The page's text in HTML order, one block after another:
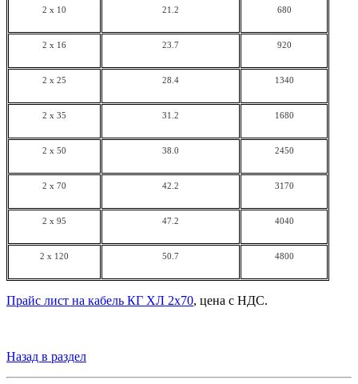
2 x 10 21.2 680
2 x 16 23.7 920
2 x 25 28.4 1340
2 x 35 31.2 1680
2 x 50 38.0 2450
2 x 70 42.2 3170
2 x 95 47.2 4040
2 x 120 50.7 4800
Прайс лист на кабель КГ ХЛ 2х70, цена с НДС.
Назад в раздел